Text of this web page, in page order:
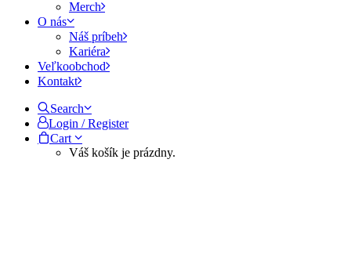
Merch
O nás
Náš príbeh
Kariéra
Veľkoobchod
Kontakt
Search
Login / Register
Cart
Váš košík je prázdny.